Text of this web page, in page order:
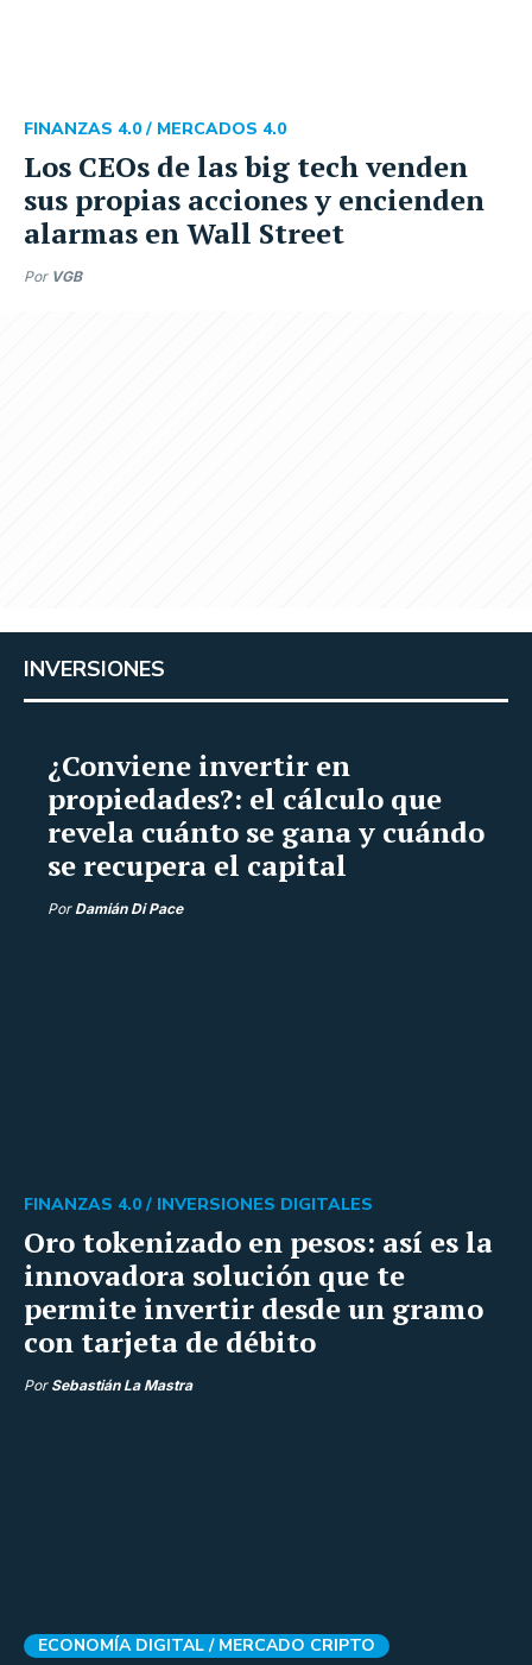
Los CEOs de las big tech venden
sus propias acciones y encienden
alarmas en Wall Street
FINANZAS 4.0 / MERCADOS 4.0
Por VGB
INVERSIONES
¿Conviene invertir en
propiedades?: el cálculo que
revela cuánto se gana y cuándo
se recupera el capital
Por Damián Di Pace
Oro tokenizado en pesos: así es la
innovadora solución que te
permite invertir desde un gramo
con tarjeta de débito
FINANZAS 4.0 / INVERSIONES DIGITALES
Por Sebastián La Mastra
ECONOMÍA DIGITAL / MERCADO CRIPTO